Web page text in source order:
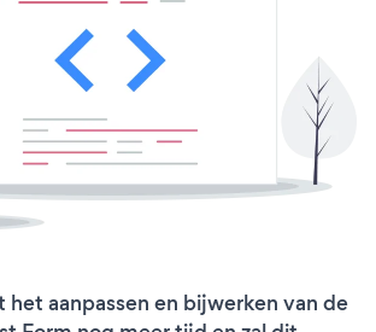
het aanpassen en bijwerken van de